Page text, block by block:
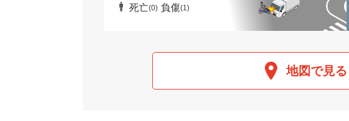
死亡(0) 負傷(1)
地図で見る